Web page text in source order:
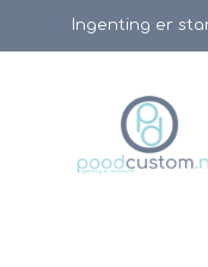
Ingenting er